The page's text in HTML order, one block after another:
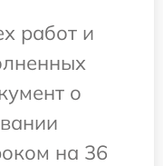
работ и
о
на 36